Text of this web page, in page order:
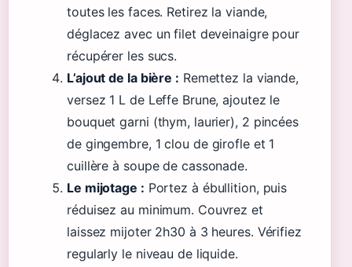
toutes les faces. Retirez la viande,
déglacez avec un filet deveinaigre pour
récupérer les sucs.
L’ajout de la bière : Remettez la viande,
versez 1 L de Leffe Brune, ajoutez le
bouquet garni (thym, laurier), 2 pincées
de gingembre, 1 clou de girofle et 1
cuillère à soupe de cassonade.
Le mijotage : Portez à ébullition, puis
réduisez au minimum. Couvrez et
laissez mijoter 2h30 à 3 heures. Vérifiez
regularly le niveau de liquide.